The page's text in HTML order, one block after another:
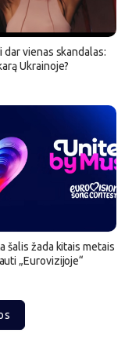
dar vienas skandalas:
Ukrainoje?
šalis žada kitais metais
„Eurovizijoje“